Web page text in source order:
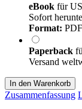
eBook für
Sofort
Format:
Paperback
Versand
In den Warenkorb
Zusammenfassung